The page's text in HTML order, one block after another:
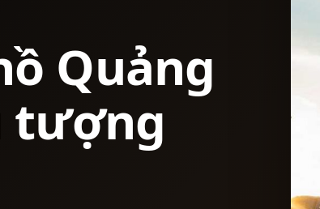
Quảng
tượng